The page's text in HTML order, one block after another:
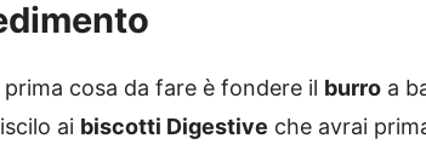
prima cosa da fare è fondere il burro a
ai biscotti Digestive che avrai